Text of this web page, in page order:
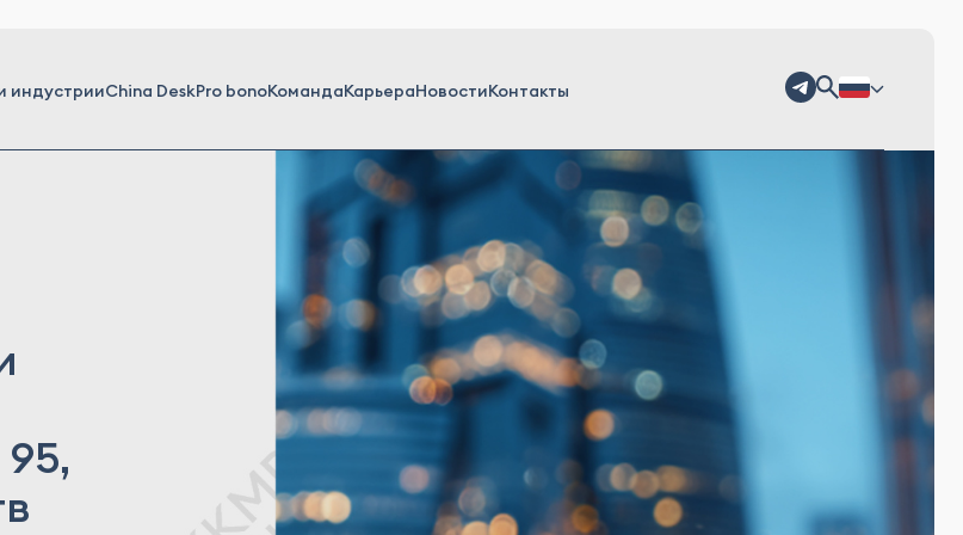
индустрииChina DeskPro bonoКомандаКарьераНовостиКонтакты